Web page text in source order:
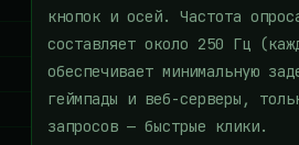
кнопок и осей. Частота
составляет около 250 Гц
обеспечивает минимальную
геймпады и веб-серверы,
запросов — быстрые клики.